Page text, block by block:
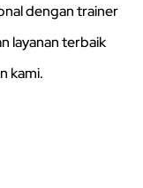
dengan trainer
layanan terbaik
kami.